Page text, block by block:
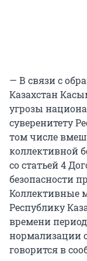
— В связи с
Казахстан
угрозы
суверенитету
том числе
коллективной
со статьей 4
безопасности
Коллективные
Республику
времени
нормализации
говорится в